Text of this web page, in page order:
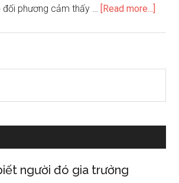
đối phương cảm thấy … [Read more...]
người đó gia trưởng